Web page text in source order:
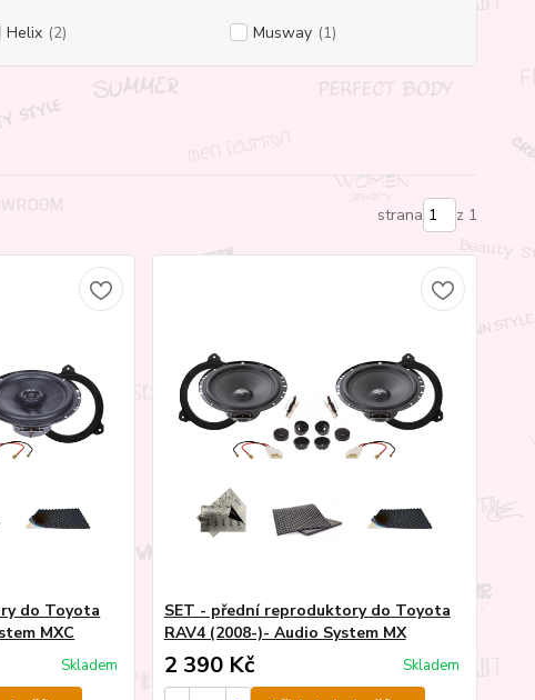
Helix (2) Musway (1)
strana z 1
do Toyota
MXC
Skladem
SET - přední reproduktory do Toyota
RAV4 (2008-)- Audio System MX
2 390 Kč Skladem